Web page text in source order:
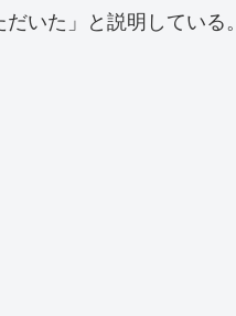
いた」と説明している。